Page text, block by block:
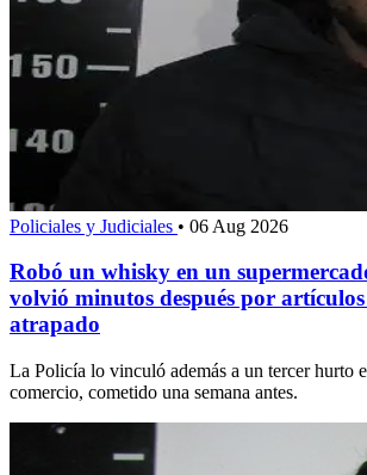
Policiales y Judiciales • 06 Aug 2026
Robó un whisky en un
volvió minutos después por
atrapado
La Policía lo vinculó además a un tercer hurto
comercio, cometido una semana antes.